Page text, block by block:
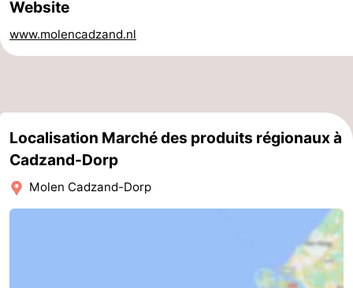
Forum
-
Stationnement
Adresses
Website
www.molencadzand.nl
Localisation Marché des produits régionaux à
Cadzand-Dorp
Molen Cadzand-Dorp